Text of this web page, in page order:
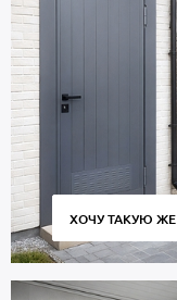
ХОЧУ ТАКУЮ ЖЕ